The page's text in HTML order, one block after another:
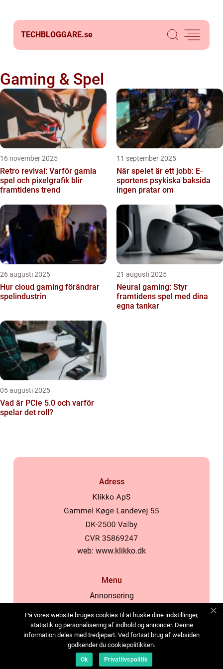
TECHBLOGGARE.se
Gaming & Spel
16 november 2025
Retro revival: Varför gamla
spel och pixelgrafik blir
framtidens trend
11 september 2025
När spelet är ett jobb: E-
sportens psykiska baksida
ingen pratar om
26 augusti 2025
Hur cloud gaming förändrar
spelindustrin
21 augusti 2025
Neural gaming: Styr
framtidens spel med dina
egna tankar
05 augusti 2025
Vad är PCIe 5.0 och varför
spelar det roll?
Adress
web: www.klikko.dk
Menu
Annonsering
Cookies
Kontakta oss
Sitemap
På vores website bruges cookies til at huske dine indstillinger,
statistik og personalisering af indhold og annoncer. Denne
information deles med tredjepart. Ved fortsat brug af websiden
godkender du cookiepolitikken.
Ok Privatlivspolitik